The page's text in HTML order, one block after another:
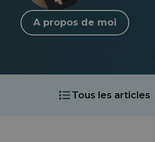
A propos de moi
Tous les articles